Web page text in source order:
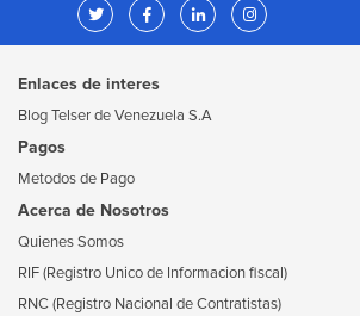
Enlaces de interes
Blog Telser de Venezuela S.A
Pagos
Metodos de Pago
Acerca de Nosotros
Quienes Somos
RIF (Registro Unico de Informacion fiscal)
RNC (Registro Nacional de Contratistas)